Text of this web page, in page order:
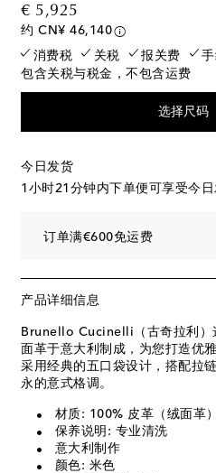
€ 5,925original price
约 CN¥ 46,140
消费税
关税 报关费
包含关税与税金，不包含运费
选择尺码
今日发货
1小时21分钟内下单便可享受今日
订单满€600免运费
产品详细信息
Brunello Cucinelli（古奇拉利）
面革于意大利制成，为您打造优
采用经典的五口袋设计，搭配拉
永的意式格调。
材质: 100% 皮革（绒面革）
保养说明: 专业清洗
意大利制作
颜色: 米色